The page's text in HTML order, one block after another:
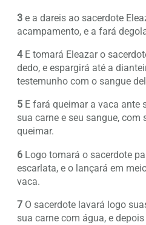
3 e a dareis ao sacerdote
acampamento, e a fará
4E tomará Eleazar o
dedo, e espargirá até a
testemunho com o sangue
5 E fará queimar a vaca ante
sua carne e seu sangue, com
queimar.
6 Logo tomará o sacerdote
escarlata, e o lançará em
vaca.
7 O sacerdote lavará logo
sua carne com água, e